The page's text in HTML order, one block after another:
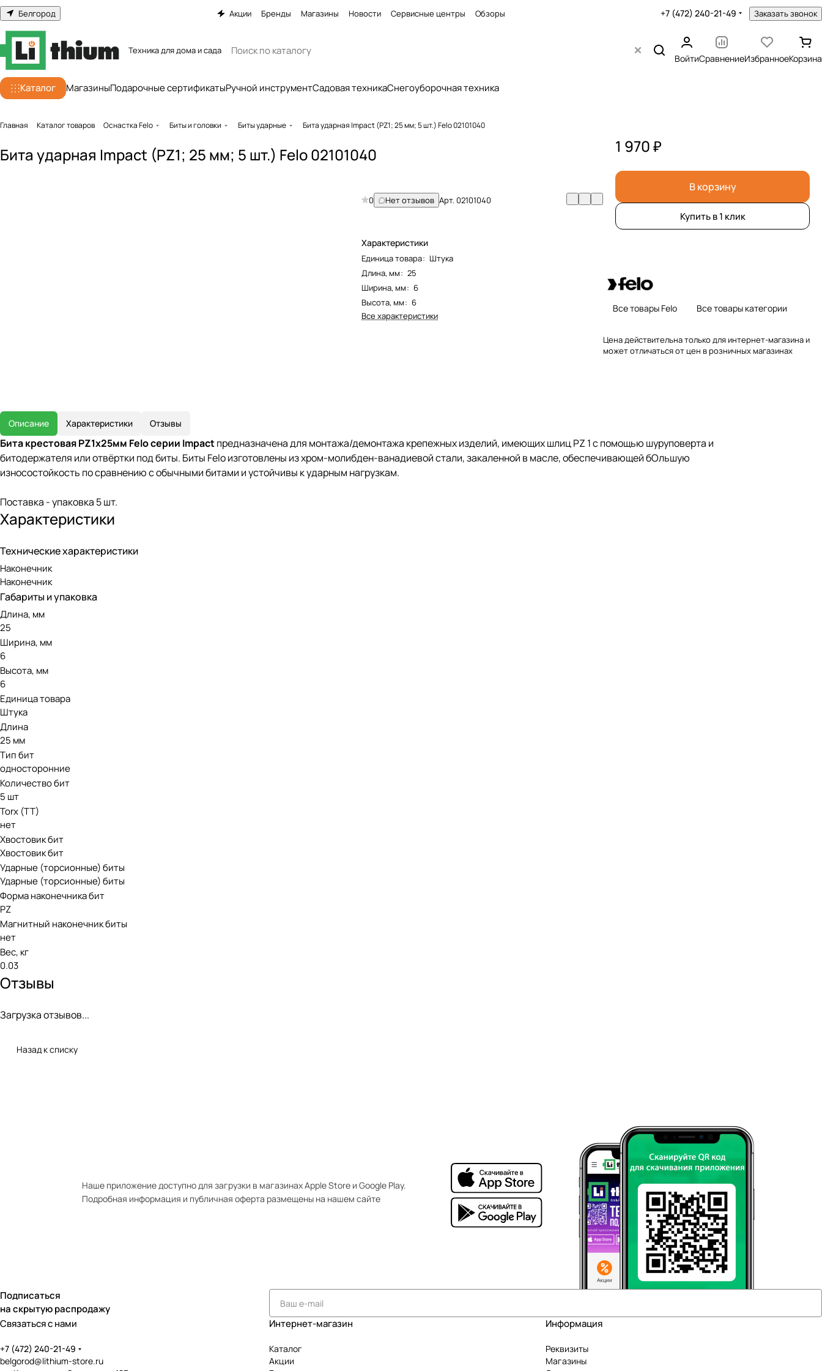
Белгород Акции Бренды Магазины Новости Сервисные центры Обзоры +7 (472) 240-21-49 Заказать звонок
Техника для дома и сада
ВойтиСравнениеИзбранноеКорзина
Каталог МагазиныПодарочные сертификатыРучной инструментСадовая техникаСнегоуборочная техника
Главная Каталог товаров Оснастка Felo Биты и головки Биты ударные Бита ударная Impact (PZ1; 25 мм; 5 шт.) Felo 02101040
Бита ударная Impact (PZ1; 25 мм; 5 шт.) Felo 02101040
0 Нет отзывов Арт.02101040
Характеристики
Единица товара: Штука
Длина, мм: 25
Ширина, мм: 6
Высота, мм: 6
Все характеристики
1 970 ₽
В корзину
Купить в 1 клик
Все товары Felo Все товары категории
Цена действительна только для интернет-магазина и
может отличаться от цен в розничных магазинах
Описание Характеристики Отзывы
Бита крестовая PZ1х25мм Felo серии Impactпредназначена для монтажа/демонтажа крепежных изделий, имеющих шлиц PZ 1 с помощью шуруповерта и
битодержателя или отвёртки под биты. Биты Felo изготовлены из хром-молибден-ванадиевой стали, закаленной в масле, обеспечивающей бОльшую
износостойкость по сравнению с обычными битами и устойчивы к ударным нагрузкам.
Поставка - упаковка 5 шт.
Характеристики
Технические характеристики
Наконечник
Наконечник
Габариты и упаковка
Длина, мм
25
Ширина, мм
6
Высота, мм
6
Единица товара
Штука
Длина
25 мм
Тип бит
односторонние
Количество бит
5 шт
Torx (TT)
нет
Хвостовик бит
Хвостовик бит
Ударные (торсионные) биты
Ударные (торсионные) биты
Форма наконечника бит
PZ
Магнитный наконечник биты
нет
Вес, кг
0.03
Отзывы
Загрузка отзывов...
Назад к списку
Наше приложение доступно для загрузки в магазинах Apple Store и Google Play.
Подробная информация и публичная оферта размещены на нашем сайте
Подписаться
на скрытую распродажу
Связаться с нами
+7 (472) 240-21-49
belgorod@lithium-store.ru
Интернет-магазин
Каталог
Акции
Информация
Реквизиты
Магазины